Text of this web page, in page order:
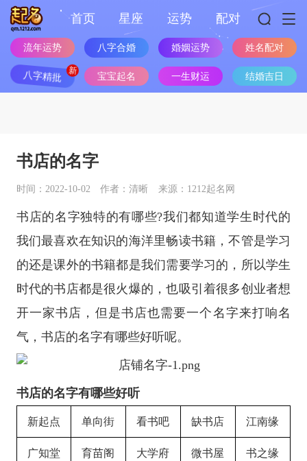
首页 星座 运势 配对
流年运势 八字合婚 婚姻运势 姓名配对
八字精批 宝宝起名 一生财运 结婚吉日
书店的名字
时间：2022-10-02 作者：清晰 来源：1212起名网
书店的名字独特的有哪些?我们都知道学生时代的
我们最喜欢在知识的海洋里畅读书籍，不管是学习
的还是课外的书籍都是我们需要学习的，所以学生
时代的书店都是很火爆的，也吸引着很多创业者想
开一家书店，但是书店也需要一个名字来打响名
气，书店的名字有哪些好听呢。
书店的名字有哪些好听
新起点 单向街 看书吧 缺书店 江南缘
广知堂 育苗阁 大学府 微书屋 书之缘